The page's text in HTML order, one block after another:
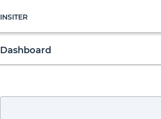
INSITER
Dashboard